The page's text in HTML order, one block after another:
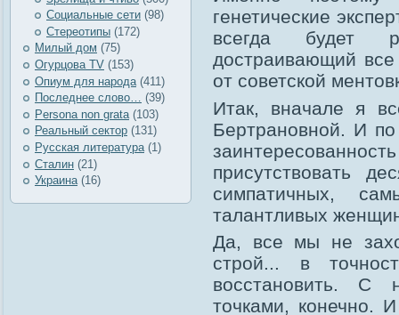
Социальные сети (98)
Стереотипы (172)
Милый дом (75)
Огурцова TV (153)
Опиум для народа (411)
Последнее слово… (39)
Рersona non grata (103)
Реальный сектор (131)
Русская литература (1)
Сталин (21)
Украина(16)
генетические
всегда будет
достраивающий
от советской
Итак, вначале я
Бертрановной. И
присутствовать
симпатичных,
талантливых
Да, все мы не
строй... в
восстановить. С
точками, конечно.